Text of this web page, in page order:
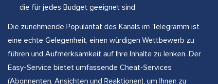
die für jedes Budget geeignet sind.
Die zunehmende Popularität des Kanals im Telegramm ist
eine echte Gelegenheit, einen würdigen Wettbewerb zu
führen und Aufmerksamkeit auf Ihre Inhalte zu lenken. Der
Easy-Service bietet umfassende Cheat-Services
(Abonnenten, Ansichten und Reaktionen), um Ihnen zu